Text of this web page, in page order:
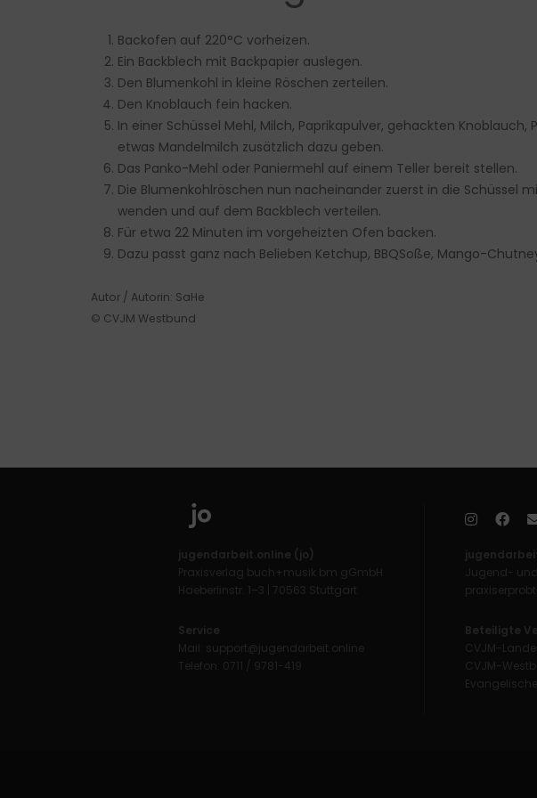
Backofen auf 220°C vorheizen.
Ein Backblech mit Backpapier auslegen.
Den Blumenkohl in kleine Röschen zerteilen.
Den Knoblauch fein hacken.
In einer Schüssel Mehl, Milch, Paprikapulver, gehackten
etwas Mandelmilch zusätzlich dazu geben.
Das Panko-Mehl oder Paniermehl auf einem Teller bereit stellen.
Die Blumenkohlröschen nun nacheinander zuerst in die Schüssel
wenden und auf dem Backblech verteilen.
Für etwa 22 Minuten im vorgeheizten Ofen backen.
Dazu passt ganz nach Belieben Ketchup, BBQSoße, Mango-
Autor / Autorin: SaHe
© CVJM Westbund
jugendarbeit.online (jo)
Praxisverlag buch+musik bm gGmbH
Haeberlinstr. 1–3 | 70563 Stuttgart
Service
Mail: support@jugendarbeit.online
Telefon: 0711 / 9781-419
Jugend-
Beteiligte
CVJM-
CVJM-